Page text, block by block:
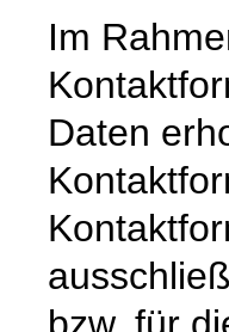
Im
Daten